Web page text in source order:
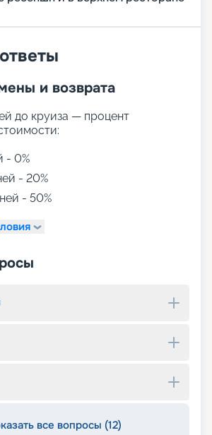
и возврата
до круиза — процент
- 0%
- 20%
- 50%
все вопросы (12)